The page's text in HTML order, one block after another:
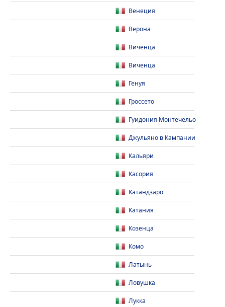
Венеция
Верона
Виченца
Виченца
Генуя
Гроссето
Гуидония-Монтечельо
Джульяно в Кампании
Кальяри
Касория
Катандзаро
Катания
Козенца
Комо
Латынь
Ловушка
Лукка